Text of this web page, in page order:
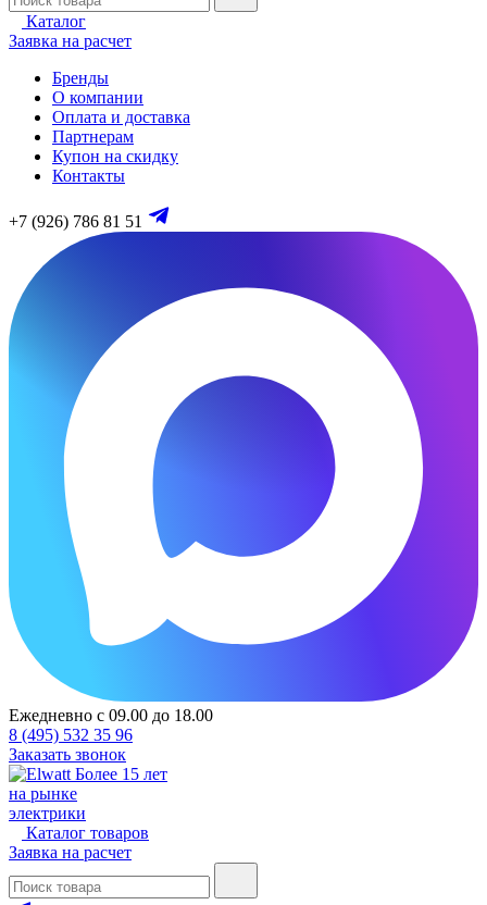
Каталог
Заявка на расчет
Бренды
О компании
Оплата и доставка
Партнерам
Купон на скидку
Контакты
+7 (926) 786 81 51
Ежедневно с 09.00 до 18.00
8 (495) 532 35 96
Заказать звонок
Более 15 лет
на рынке
электрики
Каталог товаров
Заявка на расчет